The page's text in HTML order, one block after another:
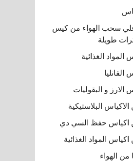
علي سحب الهواء من كيس
طويلة
الغذائية
و البقوليات
البلاستيكية
اكياس حفظ السي دي
المواد الغذائية
من الهواء